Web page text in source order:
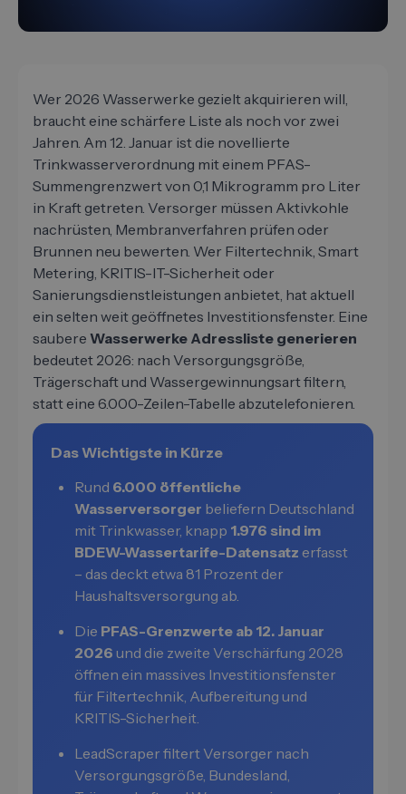
Wer 2026 Wasserwerke gezielt akquirieren will,
braucht eine schärfere Liste als noch vor zwei
Jahren. Am 12. Januar ist die novellierte
Trinkwasserverordnung mit einem PFAS-
Summengrenzwert von 0,1 Mikrogramm pro Liter
in Kraft getreten. Versorger müssen Aktivkohle
nachrüsten, Membranverfahren prüfen oder
Brunnen neu bewerten. Wer Filtertechnik, Smart
Metering, KRITIS-IT-Sicherheit oder
Sanierungsdienstleistungen anbietet, hat aktuell
ein selten weit geöffnetes Investitionsfenster. Eine
saubere Wasserwerke Adressliste generieren
bedeutet 2026: nach Versorgungsgröße,
Trägerschaft und Wassergewinnungsart filtern,
statt eine 6.000-Zeilen-Tabelle abzutelefonieren.
Das Wichtigste in Kürze
Rund 6.000 öffentliche
Wasserversorger beliefern Deutschland
mit Trinkwasser, knapp 1.976 sind im
BDEW-Wassertarife-Datensatz erfasst
– das deckt etwa 81 Prozent der
Haushaltsversorgung ab.
Die PFAS-Grenzwerte ab 12. Januar
2026 und die zweite Verschärfung 2028
öffnen ein massives Investitionsfenster
für Filtertechnik, Aufbereitung und
KRITIS-Sicherheit.
LeadScraper filtert Versorger nach
Versorgungsgröße, Bundesland,